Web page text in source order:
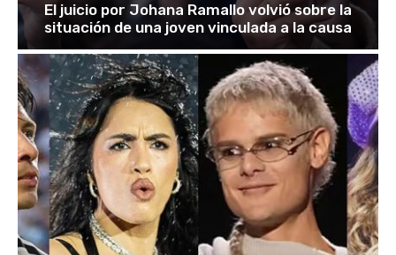
El juicio por Johana Ramallo volvió sobre la
situación de una joven vinculada a la causa